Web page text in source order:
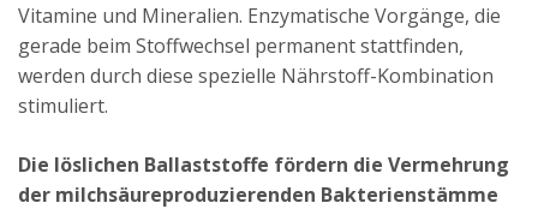
Vitamine und Mineralien. Enzymatische Vorgänge, die
gerade beim Stoffwechsel permanent stattfinden,
werden durch diese spezielle Nährstoff-Kombination
stimuliert.
Die löslichen Ballaststoffe fördern die Vermehrung
der milchsäureproduzierenden Bakterienstämme